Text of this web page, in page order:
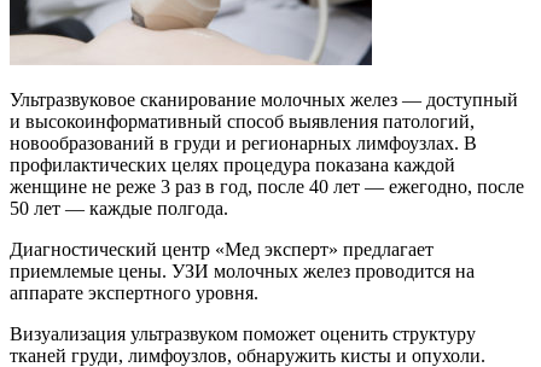
Ультразвуковое сканирование молочных желез — доступный
и высокоинформативный способ выявления патологий,
новообразований в груди и регионарных лимфоузлах. В
профилактических целях процедура показана каждой
женщине не реже 3 раз в год, после 40 лет — ежегодно, после
50 лет — каждые полгода.
Диагностический центр «Мед эксперт» предлагает
приемлемые цены. УЗИ молочных желез проводится на
аппарате экспертного уровня.
Визуализация ультразвуком поможет оценить структуру
тканей груди, лимфоузлов, обнаружить кисты и опухоли.